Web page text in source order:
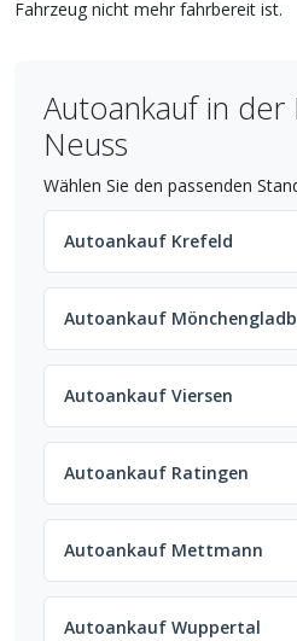
Fahrzeug nicht mehr fahrbereit ist.
Autoankauf in der
Neuss
Wählen Sie den passenden
Autoankauf Krefeld
Autoankauf
Autoankauf Viersen
Autoankauf Ratingen
Autoankauf Mettmann
Autoankauf Wuppertal